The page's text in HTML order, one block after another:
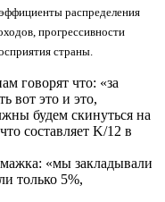
распределения
прогрессивности
страны.
говорят что: «за
вот это и это,
будем скинуться на
составляет K/12 в
«мы закладывали
только 5%,